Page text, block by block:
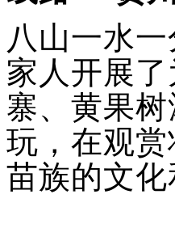
八山一水
家人开展
寨、黄果
玩，在观
苗族的文化